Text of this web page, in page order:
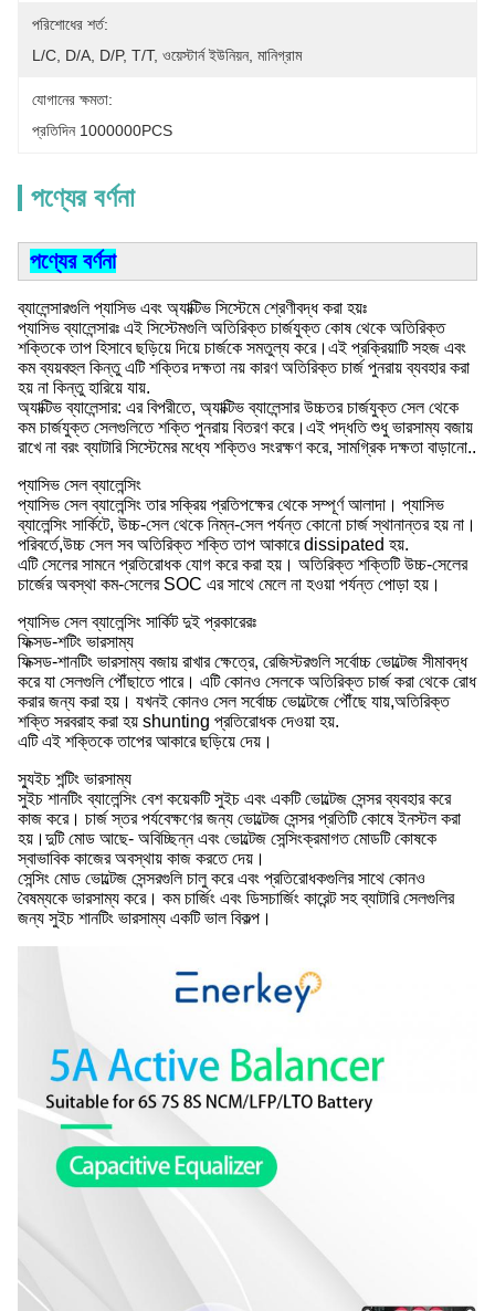
পরিশোধের শর্ত:
L/C, D/A, D/P, T/T, ওয়েস্টার্ন ইউনিয়ন, মানিগ্রাম
যোগানের ক্ষমতা:
প্রতিদিন 1000000PCS
পণ্যের বর্ণনা
পণ্যের বর্ণনা
ব্যালেন্সারগুলি প্যাসিভ এবং অ্যাক্টিভ সিস্টেমে শ্রেণীবদ্ধ করা হয়ঃ
প্যাসিভ ব্যালেন্সারঃ এই সিস্টেমগুলি অতিরিক্ত চার্জযুক্ত কোষ থেকে অতিরিক্ত
শক্তিকে তাপ হিসাবে ছড়িয়ে দিয়ে চার্জকে সমতুল্য করে।এই প্রক্রিয়াটি সহজ এবং
কম ব্যয়বহুল কিন্তু এটি শক্তির দক্ষতা নয় কারণ অতিরিক্ত চার্জ পুনরায় ব্যবহার করা
হয় না কিন্তু হারিয়ে যায়.
অ্যাক্টিভ ব্যালেন্সার: এর বিপরীতে, অ্যাক্টিভ ব্যালেন্সার উচ্চতর চার্জযুক্ত সেল থেকে
কম চার্জযুক্ত সেলগুলিতে শক্তি পুনরায় বিতরণ করে।এই পদ্ধতি শুধু ভারসাম্য বজায়
রাখে না বরং ব্যাটারি সিস্টেমের মধ্যে শক্তিও সংরক্ষণ করে, সামগ্রিক দক্ষতা বাড়ানো..
প্যাসিভ সেল ব্যালেন্সিং
প্যাসিভ সেল ব্যালেন্সিং তার সক্রিয় প্রতিপক্ষের থেকে সম্পূর্ণ আলাদা। প্যাসিভ
ব্যালেন্সিং সার্কিটে, উচ্চ-সেল থেকে নিম্ন-সেল পর্যন্ত কোনো চার্জ স্থানান্তর হয় না।
পরিবর্তে,উচ্চ সেল সব অতিরিক্ত শক্তি তাপ আকারে dissipated হয়.
এটি সেলের সামনে প্রতিরোধক যোগ করে করা হয়। অতিরিক্ত শক্তিটি উচ্চ-সেলের
চার্জের অবস্থা কম-সেলের SOC এর সাথে মেলে না হওয়া পর্যন্ত পোড়া হয়।
প্যাসিভ সেল ব্যালেন্সিং সার্কিট দুই প্রকারেরঃ
ফিক্সড-শটিং ভারসাম্য
ফিক্সড-শানটিং ভারসাম্য বজায় রাখার ক্ষেত্রে, রেজিস্টরগুলি সর্বোচ্চ ভোল্টেজ সীমাবদ্ধ
করে যা সেলগুলি পৌঁছাতে পারে। এটি কোনও সেলকে অতিরিক্ত চার্জ করা থেকে রোধ
করার জন্য করা হয়। যখনই কোনও সেল সর্বোচ্চ ভোল্টেজে পৌঁছে যায়,অতিরিক্ত
শক্তি সরবরাহ করা হয় shunting প্রতিরোধক দেওয়া হয়.
এটি এই শক্তিকে তাপের আকারে ছড়িয়ে দেয়।
স্যুইচ শন্টিং ভারসাম্য
সুইচ শানটিং ব্যালেন্সিং বেশ কয়েকটি সুইচ এবং একটি ভোল্টেজ সেন্সর ব্যবহার করে
কাজ করে। চার্জ স্তর পর্যবেক্ষণের জন্য ভোল্টেজ সেন্সর প্রতিটি কোষে ইনস্টল করা
হয়।দুটি মোড আছে- অবিচ্ছিন্ন এবং ভোল্টেজ সেন্সিংক্রমাগত মোডটি কোষকে
স্বাভাবিক কাজের অবস্থায় কাজ করতে দেয়।
সেন্সিং মোড ভোল্টেজ সেন্সরগুলি চালু করে এবং প্রতিরোধকগুলির সাথে কোনও
বৈষম্যকে ভারসাম্য করে। কম চার্জিং এবং ডিসচার্জিং কারেন্ট সহ ব্যাটারি সেলগুলির
জন্য সুইচ শানটিং ভারসাম্য একটি ভাল বিকল্প।